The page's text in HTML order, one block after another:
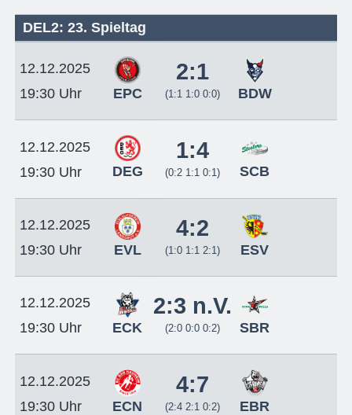
DEL2: 23. Spieltag
12.12.2025
19:30 Uhr
EPC
2:1
(1:1 1:0 0:0) BDW
12.12.2025
19:30 Uhr
DEG
1:4
(0:2 1:1 0:1) SCB
12.12.2025
19:30 Uhr
EVL
4:2
(1:0 1:1 2:1) ESV
12.12.2025
19:30 Uhr
ECK
2:3 n.V.
(2:0 0:0 0:2) SBR
12.12.2025
19:30 Uhr
ECN
4:7
(2:4 2:1 0:2) EBR